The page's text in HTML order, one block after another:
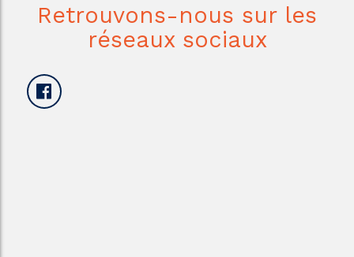
Retrouvons-nous sur les
réseaux sociaux